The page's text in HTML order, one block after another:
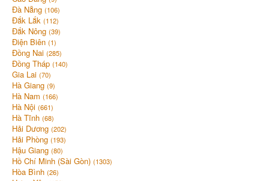
Đà Nẵng (106)
Đắk Lắk (112)
Đắk Nông (39)
Điện Biên (1)
Đồng Nai (285)
Đồng Tháp (140)
Gia Lai (70)
Hà Giang (9)
Hà Nam (166)
Hà Nội (661)
Hà Tĩnh (68)
Hải Dương (202)
Hải Phòng (193)
Hậu Giang (80)
Hồ Chí Minh (Sài Gòn) (1303)
Hòa Bình (26)